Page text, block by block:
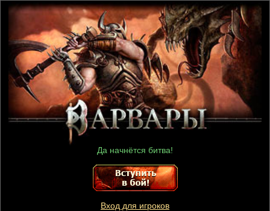
Да начнётся битва!
Вход для игроков